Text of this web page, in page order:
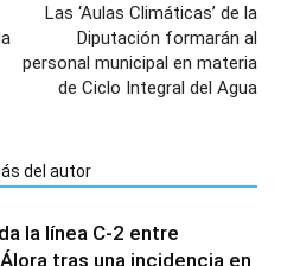
Las ‘Aulas Climáticas’ de la
Diputación formarán al
personal municipal en materia
de Ciclo Integral del Agua
del autor
la línea C-2 entre
tras una incidencia en